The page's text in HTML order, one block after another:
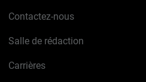
Contactez-nous
Salle de rédaction
Carrières